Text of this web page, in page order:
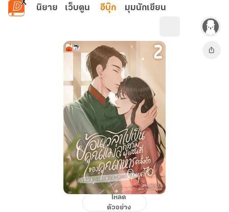
ข้ามไปยังเนื้อหาหลัก
นิยาย เว็บตูน อีบุ๊ก มุมนักเขียน
โหลด
ตัวอย่าง